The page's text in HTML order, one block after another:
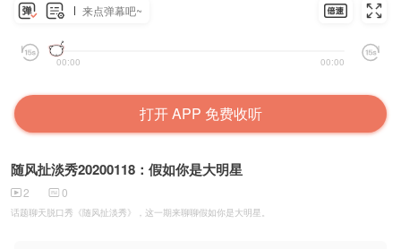
来点弹幕吧~
00:00 00:00
打开 APP 免费收听
随风扯淡秀20200118：假如你是大明星
2 0
话题聊天脱口秀《随风扯淡秀》，这一期来聊聊假如你是大明星。